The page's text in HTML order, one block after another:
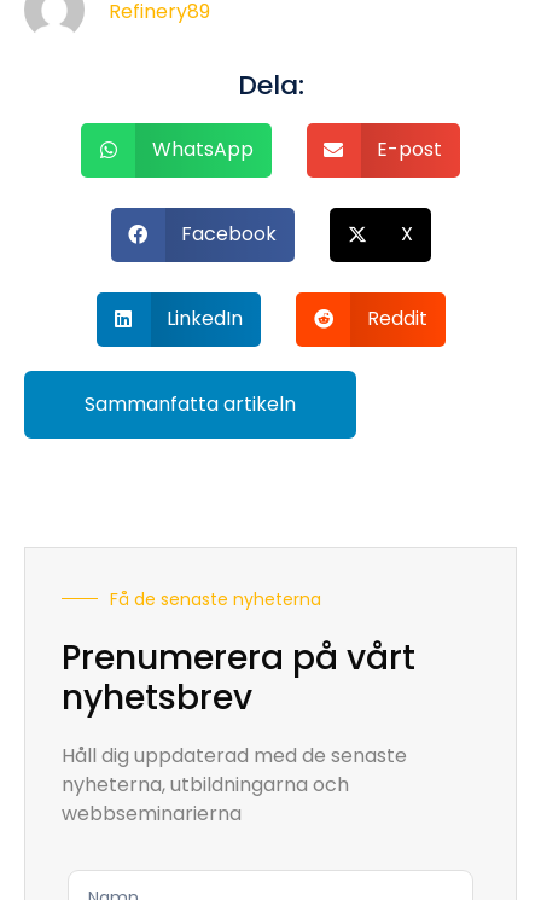
Refinery89
Dela:
WhatsApp E-post
Facebook X
LinkedIn Reddit
Sammanfatta artikeln
Få de senaste nyheterna
Prenumerera på vårt
nyhetsbrev
Håll dig uppdaterad med de senaste
nyheterna, utbildningarna och
webbseminarierna